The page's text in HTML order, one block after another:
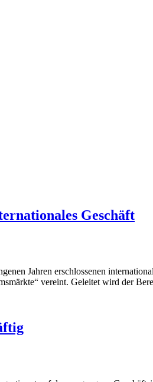
Geschäft
Jahren erschlossenen
vereint. Geleitet wird der